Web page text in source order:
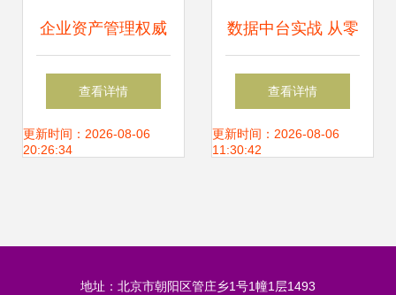
企业资产管理权威
指南 定义、核心与
实施路径
查看详情
更新时间：2026-08-06
20:26:34
数据中台实战 从零
到一搭建企业数据
资产管理平台
查看详情
更新时间：2026-08-06
11:30:42
地址：北京市朝阳区管庄乡1号1幢1层1493